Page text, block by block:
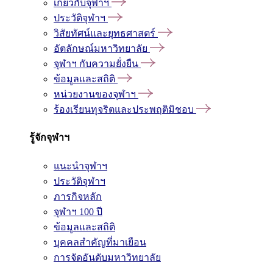
เกี่ยวกับจุฬาฯ
ประวัติจุฬาฯ
วิสัยทัศน์และยุทธศาสตร์
อัตลักษณ์มหาวิทยาลัย
จุฬาฯ กับความยั่งยืน
ข้อมูลและสถิติ
หน่วยงานของจุฬาฯ
ร้องเรียนทุจริตและประพฤติมิชอบ
รู้จักจุฬาฯ
แนะนำจุฬาฯ
ประวัติจุฬาฯ
ภารกิจหลัก
จุฬาฯ 100 ปี
ข้อมูลและสถิติ
บุคคลสำคัญที่มาเยือน
การจัดอันดับมหาวิทยาลัย